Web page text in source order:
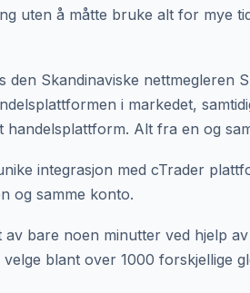
uten å måtte bruke alt for mye
den Skandinaviske nettmegleren
i markedet,
handelsplattform. Alt fra en og
integrasjon med cTrader
og samme konto.
bare noen minutter ved hjelp
blant over 1000 forskjellige